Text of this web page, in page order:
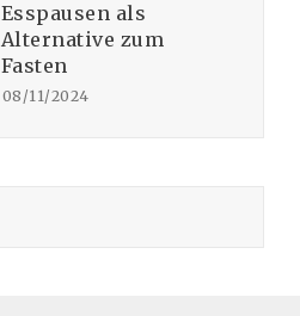
Esspausen als
Alternative zum
Fasten
08/11/2024